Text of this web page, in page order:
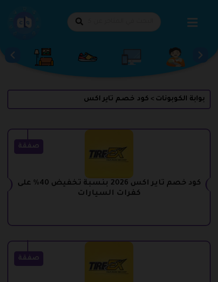
بوابة الكوبونات > كود خصم تاير اكس
صفقة
كود خصم تاير اكس 2026 بنسبة تخفيض 40% على
كفرات السيارات
صفقة